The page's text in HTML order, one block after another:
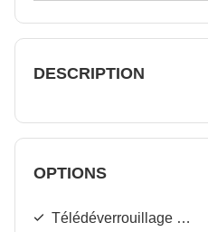
DESCRIPTION
OPTIONS
Télédéverrouillage du